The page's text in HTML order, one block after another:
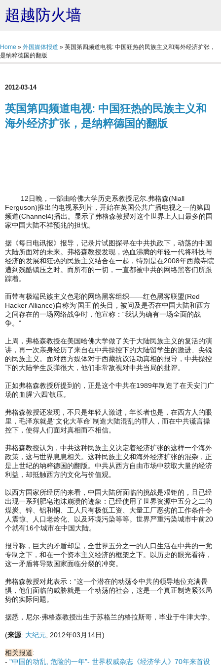
超越防火墙
Home » 外国媒体报道 » 英国第四频道电视: 中国狂热的民族主义和海外经济扩张，
是纳粹德国的翻版
2012-03-14
英国第四频道电视: 中国狂热的民族主义和
海外经济扩张，是纳粹德国的翻版
12日晚，一部由哈佛大学历史系教授尼尔.弗格森(Niall
Ferguson)推出的电视系列片，开始在英国公共广播电视之一的第四
频道(Channel4)播出。显示了弗格森教授对这个世界上人口最多的国
家中国大陆不祥预兆的担忧。
据《每日电讯报》报导，记录片试图探寻在中共执政下，动荡的中国
大陆所面对的未来。弗格森教授发现，热血沸腾的年轻一代将科技与
经济的发展和狂热的民族主义结合在一起，特别是在2008年西藏寺院
遭到残酷镇压之时。而所有的一切，一直都被中共的网络黑客们所跟
踪着。
而带有极端民族主义色彩的网络黑客组织——红色黑客联盟(Red
Hacker Alliance)自称为‘国王’的头目，被问及是否在中国大陆和西方
之间存在的一场网络战争时，他宣称：“我认为确有一场全面的战
争。”
上周，弗格森教授在美国哈佛大学做了关于大陆民族主义的复活的演
讲，再一次亲身经历了来自在中共操控下的大陆留学生的激进、尖锐
的民族主义。面对西方媒体对于西藏抗议活动真相的报导，中共操控
下的大陆学生反弹很大，他们非常敌视对中共当局的批评。
正如弗格森教授所提到的，正是这个中共在1989年制造了在天安门广
场的血腥‘六四’镇压。
弗格森教授还发现，不只是年轻人激进，年长者也是，在西方人的眼
里，毛泽东就是“文化大革命”制造大陆混乱的罪人，而在中共谎言操
控下，使得人们面对真相而不相信。
弗格森教授认为，中共这种民族主义决定着经济扩张的这样一个海外
政策，这与世界息息相关。这种民族主义和海外经济扩张的混杂，正
是上世纪的纳粹德国的翻版。中共从西方自由市场中获取大量的经济
利益，却抵触西方的文化与价值观。
以西方国家所经历的来看，中国大陆所面临的挑战是艰钜的，且已经
出现一系列肥皂泡沫崩溃的迹象：已经使用了世界资源中五分之二的
煤炭、锌、铝和铜、工人只有极低工资、大量工厂恶劣的工作条件令
人震惊、人口老龄化、以及环境污染等等。世界严重污染城市中前20
个就有16个城市在中国大陆。
报导称，巨大的矛盾却是，全世界五分之一的人口生活在中共的一党
专制之下，和在一个资本主义经济的框架之下。以历史的眼光看待，
这一矛盾将导致国家面临分裂的冲突。
弗格森教授对此表示：“这一个潜在的动荡令中共的领导地位充满畏
惧，他们面临的威胁就是一个动荡的社会，这是一个真正制造紧张局
势的实际问题。”
据悉，尼尔‧弗格森教授出生于苏格兰的格拉斯哥，毕业于牛津大学。
(来源: 大纪元 , 2012年03月14日)
相关报道:
- "中国的动乱, 危险的一年"- 世界权威杂志《经济学人》70年来首设